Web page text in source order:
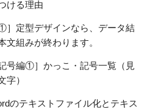
ける理由
］定型デザインなら、データ結
文組みが終わります。
号編①］かっこ・記号一覧（見
字）
のテキストファイル化とテキス